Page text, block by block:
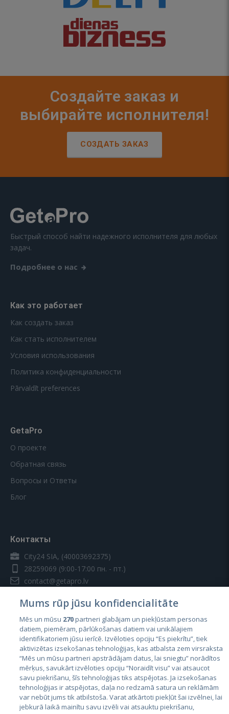
Создайте заказ и
выбирайте исполнителя!
СОЗДАТЬ ЗАКАЗ
Быстрый способ найти надежного исполнителя для любых
задач.
Подробнее о нас
Как это работает
Как создать заказ
Как стать исполнителем
Условия использования
Политика конфиденциальности
Pārvaldīt preferences
GetaPro
О проекте
Обратная связь
Вопросы и Ответы
Блог
Контакты
City24 SIA, (40003692375)
28259069 (9:00-17:00 пн. - пт.)
contact@getapro.lv
Страны
Эстония
Латвия
Литва
Mums rūp jūsu konfidencialitāte
Mēs un mūsu 270partneri glabājam un piekļūstam personas
datiem, piemēram, pārlūkošanas datiem vai unikālajiem
identifikatoriem jūsu ierīcē. Izvēloties opciju “Es piekrītu”, tiek
aktivizētas izsekošanas tehnoloģijas, kas atbalsta zem virsraksta
“Mēs un mūsu partneri apstrādājam datus, lai sniegtu” norādītos
mērķus, savukārt izvēloties opciju “Noraidīt visu” vai atsaucot
savu piekrišanu, šīs tehnoloģijas tiks atspējotas. Ja izsekošanas
tehnoloģijas ir atspējotas, daļa no redzamā satura un reklāmām
var nebūt jums tik atbilstoša. Varat atkārtoti piekļūt šai izvēlnei, lai
jebkurā laikā mainītu savu izvēli vai atsauktu piekrišanu,